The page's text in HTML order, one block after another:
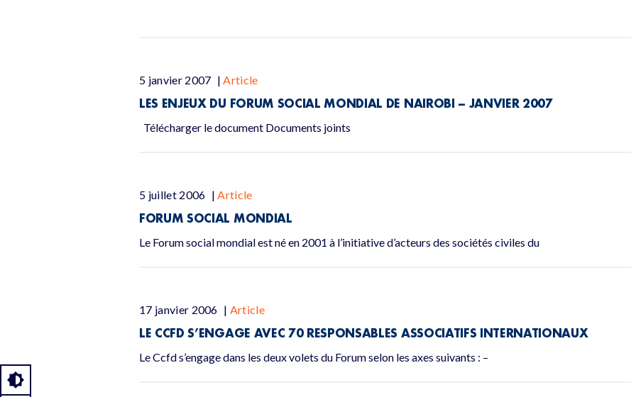
5 janvier 2007 | Article
LES ENJEUX DU FORUM SOCIAL MONDIAL DE NAIROBI – JANVIER 2007
Télécharger le document Documents joints
5 juillet 2006 | Article
FORUM SOCIAL MONDIAL
Le Forum social mondial est né en 2001 à l’initiative d’acteurs des sociétés civiles du
17 janvier 2006 | Article
LE CCFD S’ENGAGE AVEC 70 RESPONSABLES ASSOCIATIFS INTERNATIONAUX
Le Ccfd s’engage dans les deux volets du Forum selon les axes suivants : –